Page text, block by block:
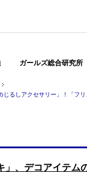
ガールズ総合研究所
るしアクセサリー」！「
、デコアイテム